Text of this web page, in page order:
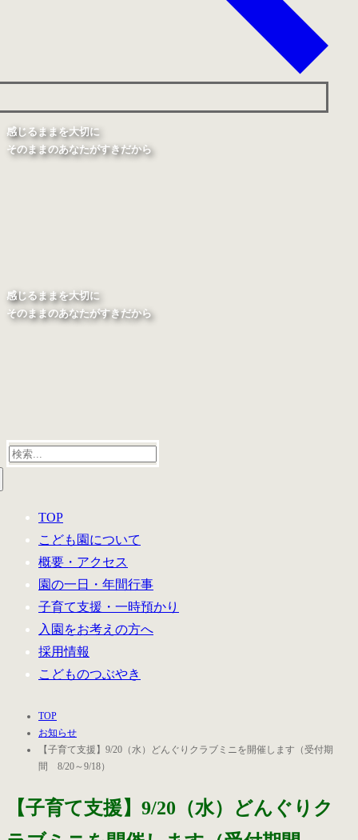
感じるままを大切に
そのままのあなたがすきだから
感じるままを大切に
そのままのあなたがすきだから
検
TOP
こども園について
概要・アクセス
園の一日・年間行事
子育て支援・一時預かり
入園をお考えの方へ
採用情報
こどものつぶやき
TOP
お知らせ
【子育て支援】9/20（水）どんぐりクラブミニを開催します（受付期
間 8/20～9/18）
【子育て支援】9/20（水）どんぐりク